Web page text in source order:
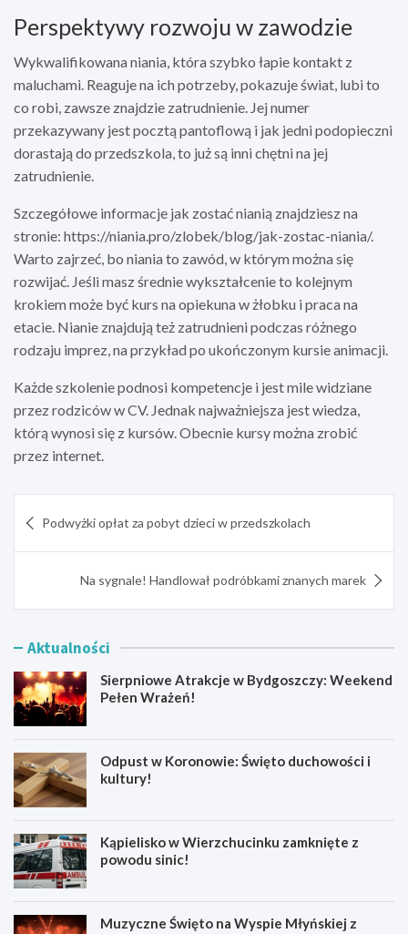
Perspektywy rozwoju w zawodzie
Wykwalifikowana niania, która szybko łapie kontakt z
maluchami. Reaguje na ich potrzeby, pokazuje świat, lubi to
co robi, zawsze znajdzie zatrudnienie. Jej numer
przekazywany jest pocztą pantoflową i jak jedni podopieczni
dorastają do przedszkola, to już są inni chętni na jej
zatrudnienie.
Szczegółowe informacje jak zostać nianią znajdziesz na
stronie: https://niania.pro/zlobek/blog/jak-zostac-niania/.
Warto zajrzeć, bo niania to zawód, w którym można się
rozwijać. Jeśli masz średnie wykształcenie to kolejnym
krokiem może być kurs na opiekuna w żłobku i praca na
etacie. Nianie znajdują też zatrudnieni podczas różnego
rodzaju imprez, na przykład po ukończonym kursie animacji.
Każde szkolenie podnosi kompetencje i jest mile widziane
przez rodziców w CV. Jednak najważniejsza jest wiedza,
którą wynosi się z kursów. Obecnie kursy można zrobić
przez internet.
wpisu
Podwyżki opłat za pobyt dzieci w przedszkolach
Na sygnale! Handlował podróbkami znanych marek
Aktualności
Sierpniowe Atrakcje w Bydgoszczy: Weekend
Pełen Wrażeń!
Odpust w Koronowie: Święto duchowości i
kultury!
Kąpielisko w Wierzchucinku zamknięte z
powodu sinic!
Muzyczne Święto na Wyspie Młyńskiej z